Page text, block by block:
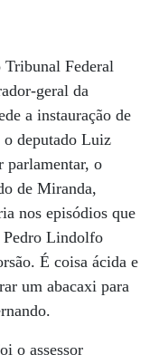
Tribunal Federal
geral da
a instauração de
deputado Luiz
parlamentar, o
de Miranda,
nos episódios que
Lindolfo
É coisa ácida e
um abacaxi para
o assessor